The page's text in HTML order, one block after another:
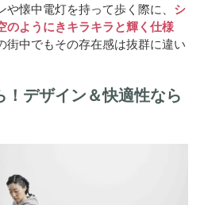
懐中電灯を持って歩く際に、 シ
のようにきキラキラと輝く仕様
街中でもその存在感は抜群に違い
デザイン＆快適性なら